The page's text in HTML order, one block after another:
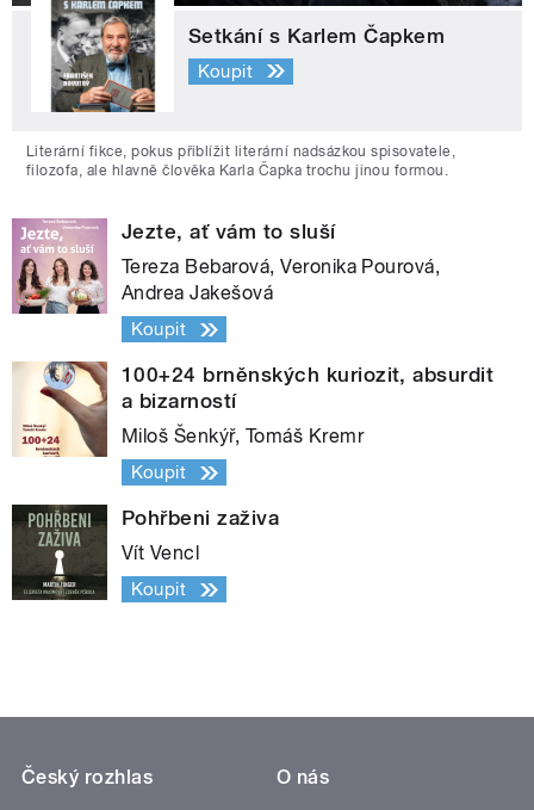
Setkání s Karlem Čapkem
Koupit
Literární fikce, pokus přiblížit literární nadsázkou spisovatele,
filozofa, ale hlavně člověka Karla Čapka trochu jinou formou.
Jezte, ať vám to sluší
Tereza Bebarová, Veronika Pourová,
Andrea Jakešová
Koupit
100+24 brněnských kuriozit, absurdit
a bizarností
Miloš Šenkýř, Tomáš Kremr
Koupit
Pohřbeni zaživa
Vít Vencl
Koupit
Český rozhlas
O nás